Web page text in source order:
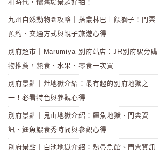
和時代，懷舊場景超好拍！
九州自然動物園攻略｜搭叢林巴士餵獅子！門票
預約、交通方式與親子旅遊心得
別府超市｜Marumiya 別府站店：JR別府駅旁購
物推薦，熟食、水果、零食一次買
別府景點｜灶地獄介紹：最有趣的別府地獄之
一！必看特色與參觀心得
別府景點｜鬼山地獄介紹：鱷魚地獄、門票資
訊、鱷魚餵食秀時間與參觀心得
別府景點｜白池地獄介紹：熱帶魚館、門票資訊